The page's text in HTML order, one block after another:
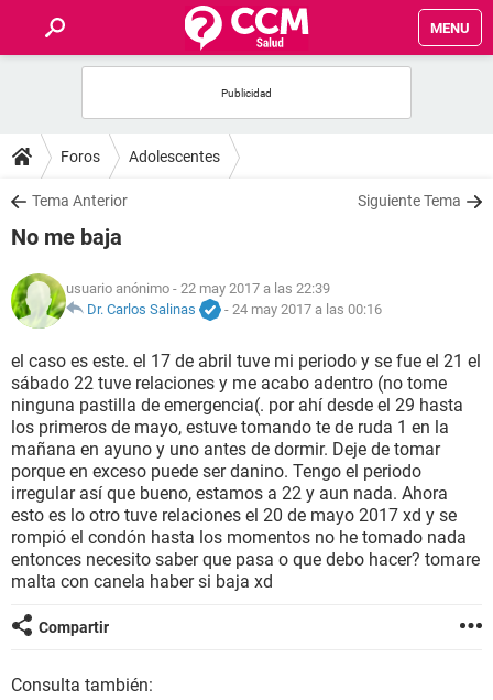
MENU
FOROS
SALUD
NUTRICIÓN
BIENESTAR
SEXUALIDAD
GLOSARIO
Foros Adolescentes
Tema Anterior Siguiente Tema
No me baja
usuario anónimo - 22 may 2017 a las 22:39
Dr. Carlos Salinas
- 24 may 2017 a las 00:16
el caso es este. el 17 de abril tuve mi periodo y se fue el 21 el
sábado 22 tuve relaciones y me acabo adentro (no tome
ninguna pastilla de emergencia(. por ahí desde el 29 hasta
los primeros de mayo, estuve tomando te de ruda 1 en la
mañana en ayuno y uno antes de dormir. Deje de tomar
porque en exceso puede ser danino. Tengo el periodo
irregular así que bueno, estamos a 22 y aun nada. Ahora
esto es lo otro tuve relaciones el 20 de mayo 2017 xd y se
rompió el condón hasta los momentos no he tomado nada
entonces necesito saber que pasa o que debo hacer? tomare
malta con canela haber si baja xd
Compartir
Consulta también: